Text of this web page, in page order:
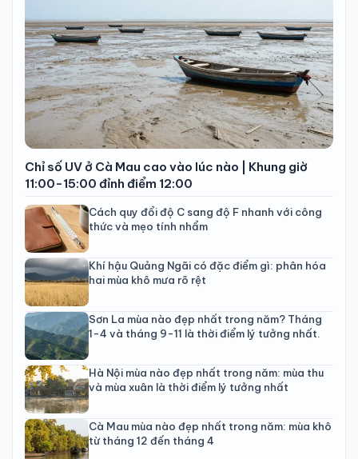
Chỉ số UV ở Cà Mau cao vào lúc nào | Khung giờ
11:00-15:00 đỉnh điểm 12:00
Cách quy đổi độ C sang độ F nhanh với công
thức và mẹo tính nhẩm
Khí hậu Quảng Ngãi có đặc điểm gì: phân hóa
hai mùa khô mưa rõ rệt
Sơn La mùa nào đẹp nhất trong năm? Tháng
1-4 và tháng 9-11 là thời điểm lý tưởng nhất.
Hà Nội mùa nào đẹp nhất trong năm: mùa thu
và mùa xuân là thời điểm lý tưởng nhất
Cà Mau mùa nào đẹp nhất trong năm: mùa khô
từ tháng 12 đến tháng 4